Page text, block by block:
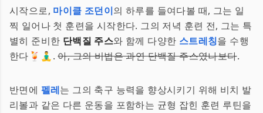
시작으로, 마이클 조던이의 하루를 들여다볼 때, 그는 일
찍 일어나 첫 훈련을 시작한다. 그의 저녁 훈련 전, 그는 특
별히 준비한 단백질 주스와 함께 다양한 스트레칭을 수행
한다🍹🧘‍♂️.아, 그의 비법은 과연 단백질 주스였나보다.
반면에 펠레는 그의 축구 능력을 향상시키기 위해 비치 발
리볼과 같은 다른 운동을 포함하는 균형 잡힌 훈련 루틴을